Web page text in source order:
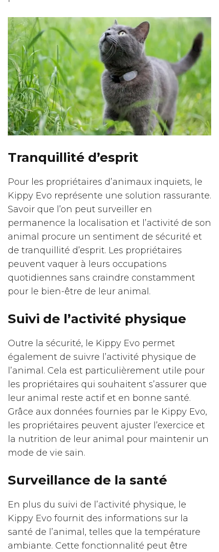
Tranquillité d’esprit
Pour les propriétaires d’animaux inquiets, le
Kippy Evo représente une solution rassurante.
Savoir que l’on peut surveiller en
permanence la localisation et l’activité de son
animal procure un sentiment de sécurité et
de tranquillité d’esprit. Les propriétaires
peuvent vaquer à leurs occupations
quotidiennes sans craindre constamment
pour le bien-être de leur animal.
Suivi de l’activité physique
Outre la sécurité, le Kippy Evo permet
également de suivre l’activité physique de
l’animal. Cela est particulièrement utile pour
les propriétaires qui souhaitent s’assurer que
leur animal reste actif et en bonne santé.
Grâce aux données fournies par le Kippy Evo,
les propriétaires peuvent ajuster l’exercice et
la nutrition de leur animal pour maintenir un
mode de vie sain.
Surveillance de la santé
En plus du suivi de l’activité physique, le
Kippy Evo fournit des informations sur la
santé de l’animal, telles que la température
ambiante. Cette fonctionnalité peut être